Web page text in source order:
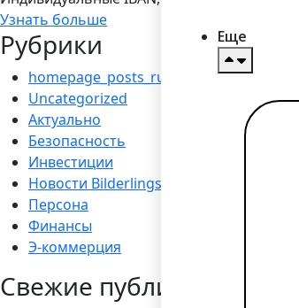
Еще
Узнать больше
Рубрики
homepage_posts_ru
Uncategorized
Актуально
Безопасность
Инвестиции
Новости Bilderlings
Персона
Финансы
Э-коммерция
Свежие публикации